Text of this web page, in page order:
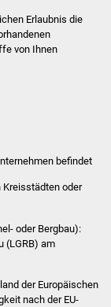
Erlaubnis die
von Ihnen
befindet
oder
oder Bergbau):
(LGRB) am
der Europäischen
nach der EU-